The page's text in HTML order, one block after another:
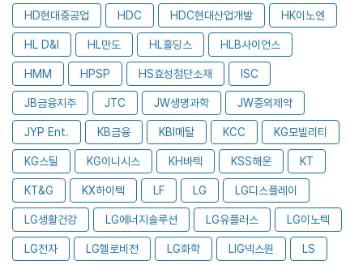
HD현대중공업 HDC HDC현대산업개발 HK이노엔
HL D&I HL만도 HL홀딩스 HLB사이언스
HMM HPSP HS효성첨단소재 ISC
JB금융지주 JTC JW생명과학 JW중외제약
JYP Ent. KB금융 KBI메탈 KCC KG모빌리티
KG스틸 KG이니시스 KH바텍 KSS해운 KT
KT&G KX하이텍 LF LG LG디스플레이
LG생활건강 LG에너지솔루션 LG유플러스 LG이노텍
LG전자 LG헬로비전 LG화학 LIG넥스원 LS